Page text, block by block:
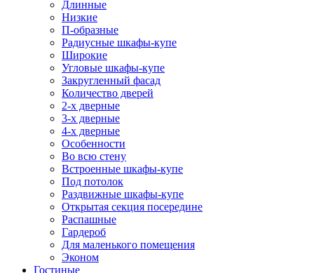
Длинные
Низкие
П-образные
Радиусные шкафы-купе
Широкие
Угловые шкафы-купе
Закругленный фасад
Количество дверей
2-х дверные
3-х дверные
4-х дверные
Особенности
Во всю стену
Встроенные шкафы-купе
Под потолок
Раздвижные шкафы-купе
Открытая секция посередине
Распашные
Гардероб
Для маленького помещения
Эконом
Гостиные